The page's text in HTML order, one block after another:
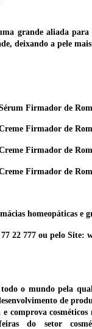
grande aliada para
deixando a pele
Firmador de
Firmador de
Firmador de
Firmador de
homeopáticas e
22 777 ou pelo Site:
o mundo pela
de
comprova
do setor